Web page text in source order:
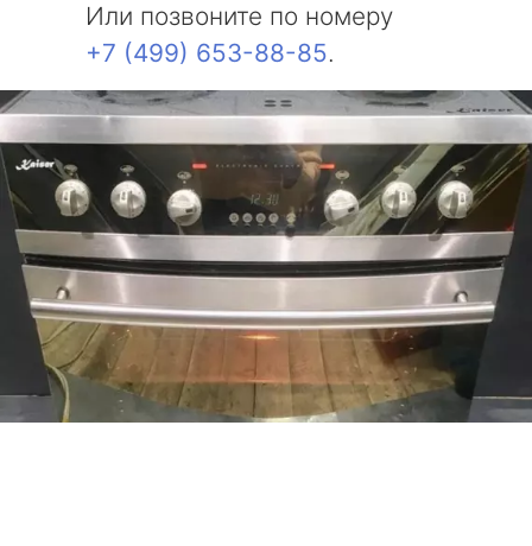
Или позвоните по номеру
+7 (499) 653-88-85.